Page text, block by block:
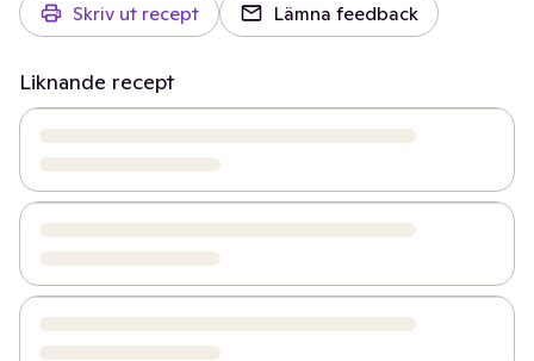
Skriv ut recept Lämna feedback
Liknande recept